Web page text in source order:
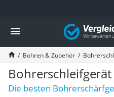
Die beliebtesten Vergleiche nach
Baumarkt
Tresor feuerfest
Makita-Akku-Rasenmäher
Kappsäge
Smartes Türschloss
Akku-Rasentrimmer
Vergleich
Bohren & Zubehör
Die besten